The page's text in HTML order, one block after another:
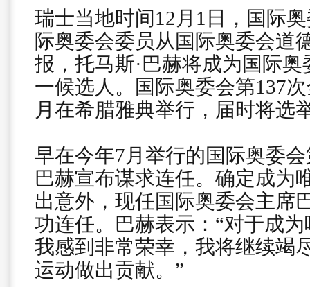
瑞士当地时间12月1日，国际
际奥委会委员从国际奥委会道
报，托马斯·巴赫将成为国际
一候选人。国际奥委会第137
月在希腊雅典举行，届时将选
早在今年7月举行的国际奥委
巴赫宣布谋求连任。确定成为
出意外，现任国际奥委会主席
功连任。巴赫表示：“对于成
我感到非常荣幸，我将继续竭
运动做出贡献。”